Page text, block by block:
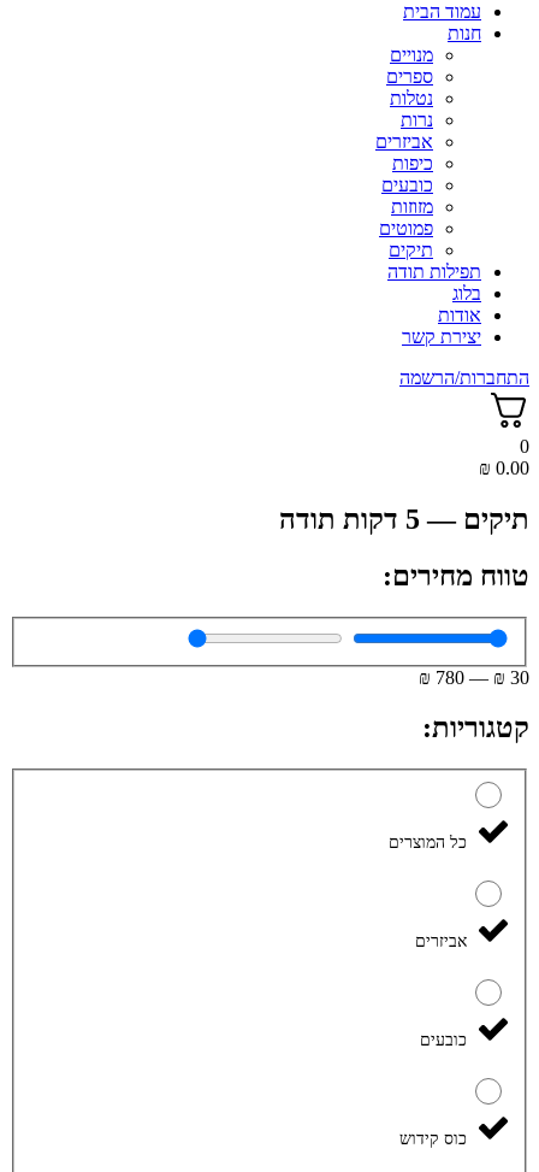
עמוד הבית
חנות
מנויים
ספרים
נטלות
נרות
אביזרים
כיפות
כובעים
מזוזות
פמוטים
תיקים
תפילות תודה
בלוג
אודות
יצירת קשר
התחברות/הרשמה
0
0.00
₪
תיקים — 5 דקות תודה
טווח מחירים:
30
₪
—
780
₪
קטגוריות:
כל המוצרים
אביזרים
כובעים
כוס קידוש